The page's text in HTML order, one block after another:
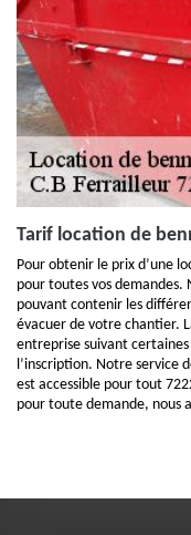
Tarif location de
Pour obtenir le prix d’une
pour toutes vos demandes.
pouvant contenir les
évacuer de votre chantier.
entreprise suivant
l’inscription. Notre service
est accessible pour tout
pour toute demande, nous